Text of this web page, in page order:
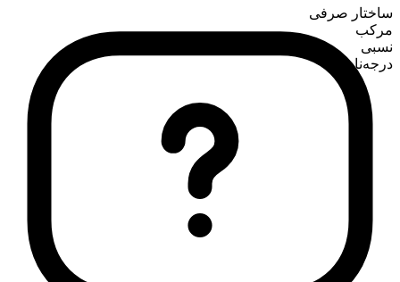
ساختار صرفی
مرکب
نسبی
درجه‌ناپذیر